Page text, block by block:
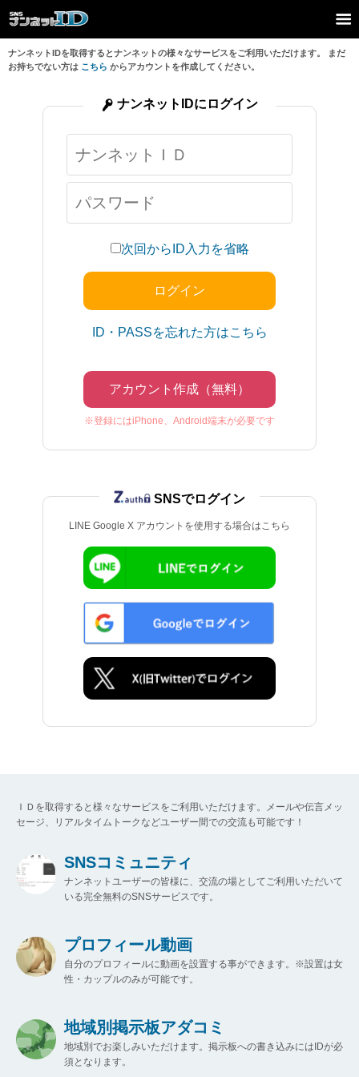
ナンネットIDを取得するとナンネットの様々なサービスをご利用いただけます。 まだ
お持ちでない方は こちら からアカウントを作成してください。
次回からID入力を省略
ID・PASSを忘れた方はこちら
アカウント作成（無料）
※登録にはiPhone、Android端末が必要です
ナンネットIDにログイン
LINE Google X アカウントを使用する場合はこちら
SNSでログイン
ＩＤを取得すると様々なサービスをご利用いただけます。メールや伝言メッ
セージ、リアルタイムトークなどユーザー間での交流も可能です！
SNSコミュニティ
ナンネットユーザーの皆様に、交流の場としてご利用いただいて
いる完全無料のSNSサービスです。
プロフィール動画
自分のプロフィールに動画を設置する事ができます。※設置は女
性・カップルのみが可能です。
地域別掲示板アダコミ
地域別でお楽しみいただけます。掲示板への書き込みにはIDが必
須となります。